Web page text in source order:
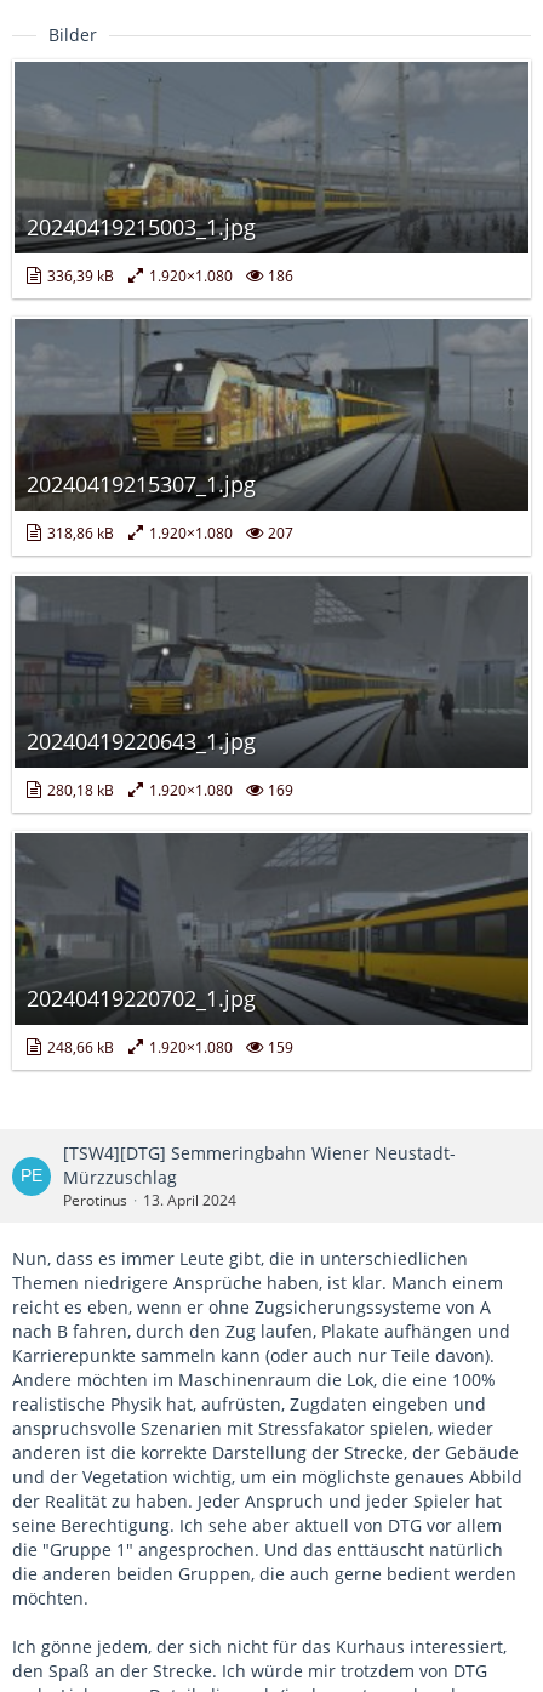
Bilder
20240419215003_1.jpg
336,39 kB 1.920×1.080 186
20240419215307_1.jpg
318,86 kB 1.920×1.080 207
20240419220643_1.jpg
280,18 kB 1.920×1.080 169
20240419220702_1.jpg
248,66 kB 1.920×1.080 159
[TSW4][DTG] Semmeringbahn Wiener Neustadt-
Mürzzuschlag
Perotinus 13. April 2024
Nun, dass es immer Leute gibt, die in unterschiedlichen
Themen niedrigere Ansprüche haben, ist klar. Manch einem
reicht es eben, wenn er ohne Zugsicherungssysteme von A
nach B fahren, durch den Zug laufen, Plakate aufhängen und
Karrierepunkte sammeln kann (oder auch nur Teile davon).
Andere möchten im Maschinenraum die Lok, die eine 100%
realistische Physik hat, aufrüsten, Zugdaten eingeben und
anspruchsvolle Szenarien mit Stressfakator spielen, wieder
anderen ist die korrekte Darstellung der Strecke, der Gebäude
und der Vegetation wichtig, um ein möglichste genaues Abbild
der Realität zu haben. Jeder Anspruch und jeder Spieler hat
seine Berechtigung. Ich sehe aber aktuell von DTG vor allem
die "Gruppe 1" angesprochen. Und das enttäuscht natürlich
die anderen beiden Gruppen, die auch gerne bedient werden
möchten.
Ich gönne jedem, der sich nicht für das Kurhaus interessiert,
den Spaß an der Strecke. Ich würde mir trotzdem von DTG